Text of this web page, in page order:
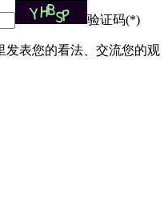
验证码(*)
表您的看法、交流您的观